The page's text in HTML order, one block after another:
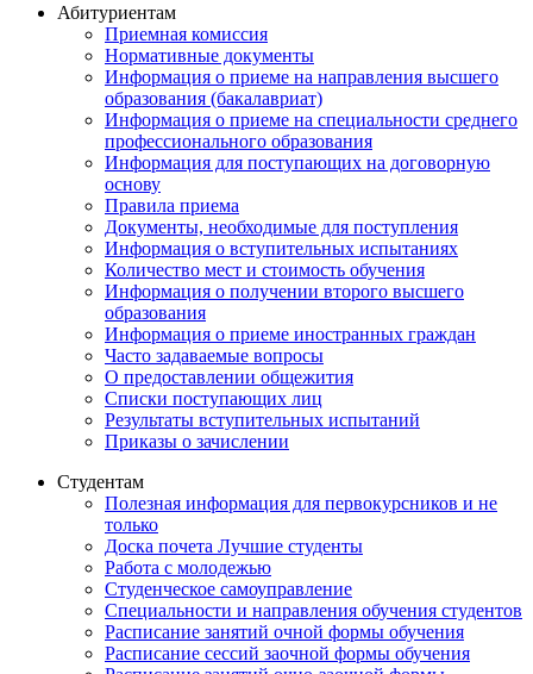
Абитуриентам
Приемная комиссия
Нормативные документы
Информация о приеме на направления высшего
образования (бакалавриат)
Информация о приеме на специальности среднего
профессионального образования
Информация для поступающих на договорную
основу
Правила приема
Документы, необходимые для поступления
Информация о вступительных испытаниях
Количество мест и стоимость обучения
Информация о получении второго высшего
образования
Информация о приеме иностранных граждан
Часто задаваемые вопросы
О предоставлении общежития
Списки поступающих лиц
Результаты вступительных испытаний
Приказы о зачислении
Студентам
Полезная информация для первокурсников и не
только
Доска почета Лучшие студенты
Работа с молодежью
Студенческое самоуправление
Специальности и направления обучения студентов
Расписание занятий очной формы обучения
Расписание сессий заочной формы обучения